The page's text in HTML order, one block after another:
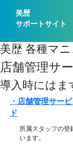
美歴
サポートサイト
美歴 各種マ
店舗管理サ
導入時にはま
・店舗管理サー
ド
所属スタッフの登
います。